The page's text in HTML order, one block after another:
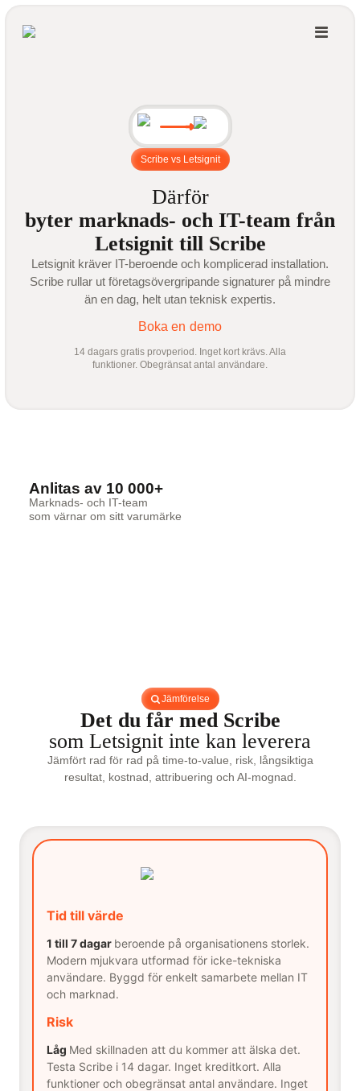
Scribe vs Letsignit
Därför
byter marknads- och IT-team från
Letsignit till Scribe
Letsignit kräver IT-beroende och komplicerad installation.
Scribe rullar ut företagsövergripande signaturer på mindre
än en dag, helt utan teknisk expertis.
Boka en demo
14 dagars gratis provperiod. Inget kort krävs. Alla
funktioner. Obegränsat antal användare.
Anlitas av 10 000+
Marknads- och IT-team
som värnar om sitt varumärke
Jämförelse
Det du får med Scribe
som Letsignit inte kan leverera
Jämfört rad för rad på time-to-value, risk, långsiktiga
resultat, kostnad, attribuering och AI-mognad.
Tid till värde
1 till 7 dagar beroende på organisationens storlek.
Modern mjukvara utformad för icke-tekniska
användare. Byggd för enkelt samarbete mellan IT
och marknad.
Risk
Låg Med skillnaden att du kommer att älska det.
Testa Scribe i 14 dagar. Inget kreditkort. Alla
funktioner och obegränsat antal användare. Inget